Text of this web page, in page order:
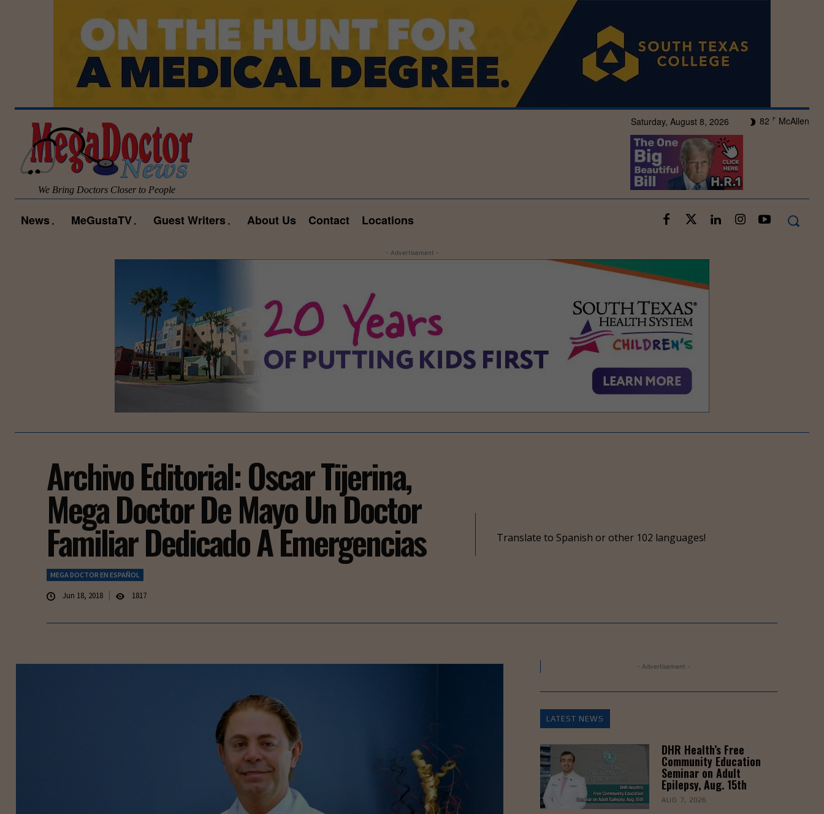
Saturday, August 8, 2026 82 F McAllen
We Bring Doctors Closer to People
News MeGustaTV Guest Writers About Us Contact Locations
- Advertisement -
Archivo Editorial: Oscar Tijerina,
Mega Doctor De Mayo Un Doctor
Familiar Dedicado A Emergencias
MEGA DOCTOR EN ESPAÑOL
Jun 18, 2018 1817
Translate to Spanish or other 102 languages!
- Advertisement -
LATEST NEWS
DHR Health’s Free
Community Education
Seminar on Adult
Epilepsy, Aug. 15th
AUG 7, 2026